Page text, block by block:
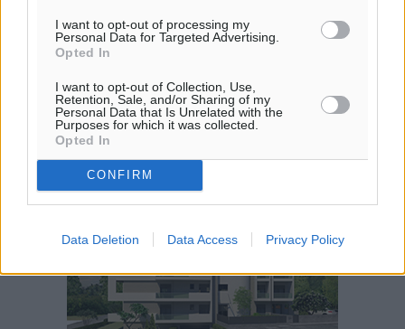
I want to opt-out of processing my
Personal Data for Targeted Advertising.
Opted In
I want to opt-out of Collection, Use,
Retention, Sale, and/or Sharing of my
Personal Data that Is Unrelated with the
Purposes for which it was collected.
Opted In
CONFIRM
Data Deletion Data Access Privacy Policy
Αυτοκίνητο μπήκε παράνομα σε μονόδρομο στο
Μαστιχάρι – Αναποδογύρισε όχημα με μητέρα και
Τοπικές Ειδήσεις• πριν 1 ώρα
“Η Ευρώπη αντιμετώπιζε το προσφυγικό σαν ταινία
τρόμου” – Η συγκλονιστική μαρτυρία της Χαρούλας
Γιασιράνη στον RV για τα γεγονότα που οδήγησαν στο
Σύμφωνο της Λέρου
Συναυλία με τον Γιάννη Κότσιρα στις 21 Αυγούστου
Πολιτιστικά πριν 2 ώρες
Περισσότερες ειδήσεις